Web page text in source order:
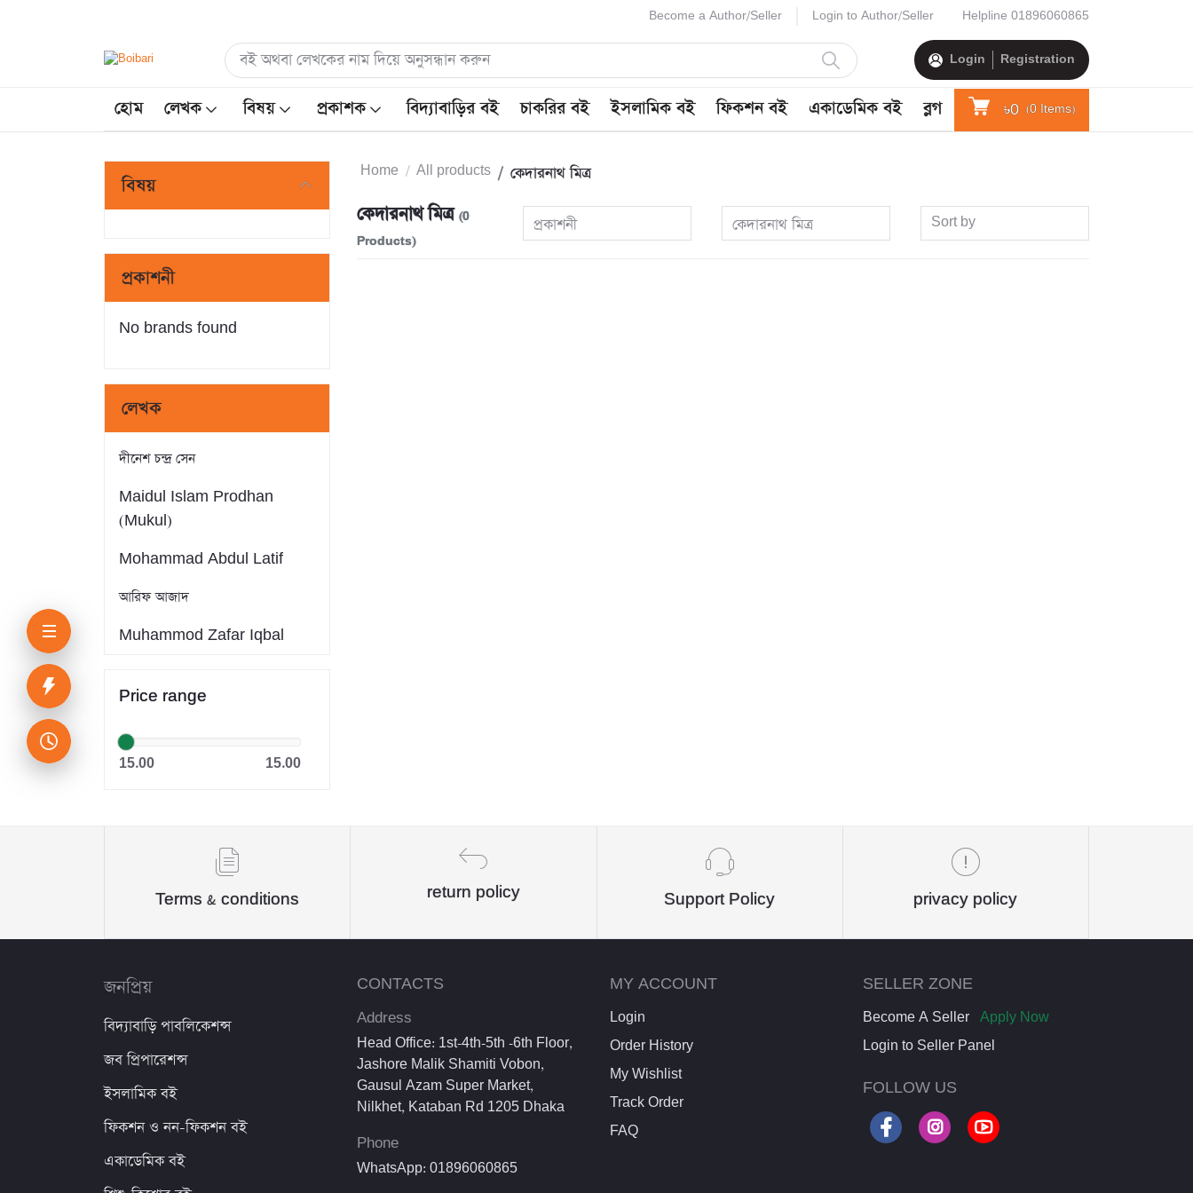
Become a Author/Seller Login to Author/Seller Helpline 01896060865
Login Registration
হোম লেখক বিষয় প্রকাশক বিদ্যাবাড়ির বই চাকরির বই ইসলামিক বই ফিকশন বই একাডেমিক বই ব্লগ ৳0 (0 Items)
বিষয়
প্রকাশনী
No brands found
লেখক
দীনেশ চন্দ্র সেন
Maidul Islam Prodhan
(Mukul)
Mohammad Abdul Latif
আরিফ আজাদ
Muhammod Zafar Iqbal
Dr. Khandaker Abdullah
Jahangir
কিউএনএ পাবলিকেশন্স লেখক পরিষদ
অর্কিড সম্পাদনা পর্ষদ (সম্পাদক)
রবীন্দ্রনাথ ঠাকুর
মোত্তাসিন পাহলভী
Price range
15.00 15.00
Home All products কেদারনাথ মিত্র
কেদারনাথ মিত্র (0
Products)
প্রকাশনী কেদারনাথ মিত্র Sort by
Terms & conditions return policy Support Policy privacy policy
জনপ্রিয়
বিদ্যাবাড়ি পাবলিকেশন্স
জব প্রিপারেশন্স
ইসলামিক বই
ফিকশন ও নন-ফিকশন বই
একাডেমিক বই
CONTACTS
Address
Head Office: 1st-4th-5th -6th Floor,
Jashore Malik Shamiti Vobon,
Gausul Azam Super Market,
Nilkhet, Kataban Rd 1205 Dhaka
Phone
WhatsApp: 01896060865
MY ACCOUNT
Login
Order History
My Wishlist
Track Order
FAQ
SELLER ZONE
Become A Seller
Apply Now
Login to Seller Panel
FOLLOW US